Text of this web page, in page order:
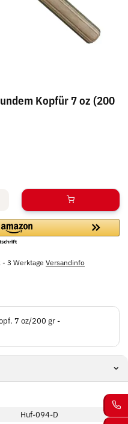
Kopfür 7 oz (200
- 3 Werktage Versandinfo
7 oz/200 gr -
Huf-094-D